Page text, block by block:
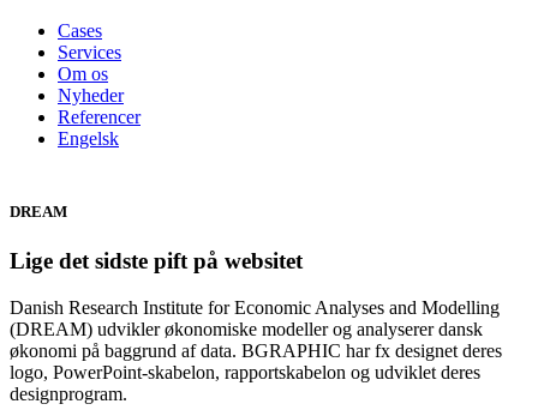
Cases
Services
Om os
Nyheder
Referencer
Engelsk
DREAM
Lige det sidste pift på websitet
Danish Research Institute for Economic Analyses and Modelling
(DREAM) udvikler økonomiske modeller og analyserer dansk
økonomi på baggrund af data. BGRAPHIC har fx designet deres
logo, PowerPoint-skabelon, rapportskabelon og udviklet deres
designprogram.